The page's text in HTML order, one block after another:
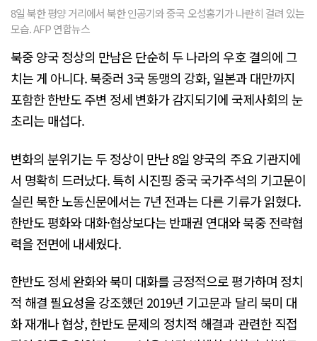
8일 북한 평양 거리에서 북한 인공기와 중국 오성홍기가 나란히 걸려 있는
모습. AFP 연합뉴스
북중 양국 정상의 만남은 단순히 두 나라의 우호 결의에 그
치는 게 아니다. 북중러 3국 동맹의 강화, 일본과 대만까지
포함한 한반도 주변 정세 변화가 감지되기에 국제사회의 눈
초리는 매섭다.
변화의 분위기는 두 정상이 만난 8일 양국의 주요 기관지에
서 명확히 드러났다. 특히 시진핑 중국 국가주석의 기고문이
실린 북한 노동신문에서는 7년 전과는 다른 기류가 읽혔다.
한반도 평화와 대화·협상보다는 반패권 연대와 북중 전략협
력을 전면에 내세웠다.
한반도 정세 완화와 북미 대화를 긍정적으로 평가하며 정치
적 해결 필요성을 강조했던 2019년 기고문과 달리 북미 대
화 재개나 협상, 한반도 문제의 정치적 해결과 관련한 직접